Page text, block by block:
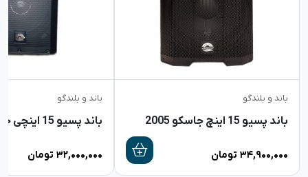
باند و بلندگو
باند پسیو 15 اینچ جاسکو 2005
۳۴,۹۰۰,۰۰۰ تومان
باند و بلندگو
باند پسیو 15 اینچی جاسکو 2003
۳۲,۰۰۰,۰۰۰ تومان